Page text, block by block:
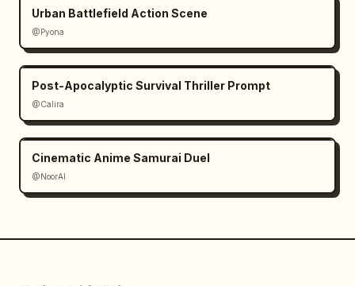
Urban Battlefield Action Scene
@Pyona
Post-Apocalyptic Survival Thriller Prompt
@Calira
Cinematic Anime Samurai Duel
@NoorAI